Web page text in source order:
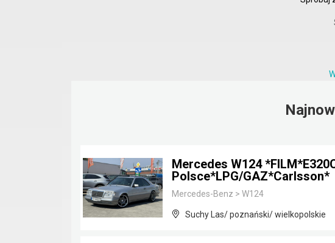
Mercedes W124
Polsce*LPG/GAZ*Carlsson*
Mercedes-Benz > W124
Suchy Las/ poznański/ wielkopolskie